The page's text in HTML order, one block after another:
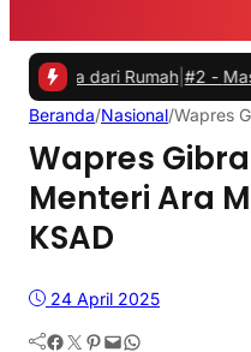
Rumah|#2 -Masalah
Beranda/Nasional/Wapres
Wapres
Menteri Ara
KSAD
24 April 2025
Facebook Twitter Pinterest Mail WhatsApp